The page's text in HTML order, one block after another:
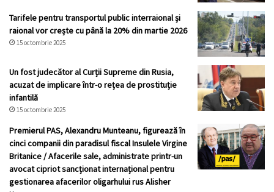
Tarifele pentru transportul public interraional și
raional vor crește cu până la 20% din martie 2026
15 octombrie 2025
Un fost judecător al Curții Supreme din Rusia,
acuzat de implicare într-o rețea de prostituție
infantilă
15 octombrie 2025
Premierul PAS, Alexandru Munteanu, figurează în
cinci companii din paradisul fiscal Insulele Virgine
Britanice / Afacerile sale, administrate printr-un
avocat cipriot sancționat internațional pentru
gestionarea afacerilor oligarhului rus Alisher